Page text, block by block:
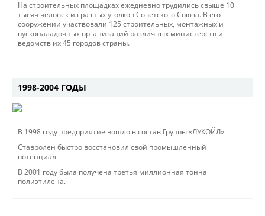
На строительных площадках ежедневно трудились свыше 10
тысяч человек из разных уголков Советского Союза. В его
сооружении участвовали 125 строительных, монтажных и
пусконаладочных организаций различных министерств и
ведомств их 45 городов страны.
1998-2004 ГОДЫ
В 1998 году предприятие вошло в состав Группы «ЛУКОЙЛ».
Ставролен быстро восстановил свой промышленный
потенциал.
В 2001 году была получена третья миллионная тонна
полиэтилена.